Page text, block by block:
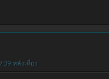
หลังเที่ยง